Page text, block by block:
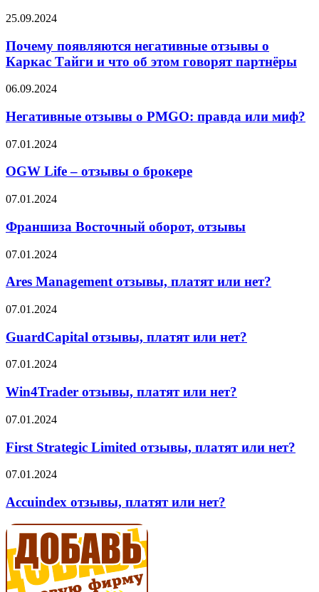
Почему
негативные
отзывы
о
Тайги
что
этом
партнёры
25.09.2024
Почему появляются негативные отзывы о
Каркас Тайги и что об этом говорят партнёры
Негативные
о
PMGO:
правда
или
миф?
06.09.2024
Негативные отзывы о PMGO: правда или миф?
OGW
–
о
07.01.2024
OGW Life – отзывы о брокере
Франшиза
оборот,
отзывы
07.01.2024
Франшиза Восточный оборот, отзывы
Ares
отзывы,
или
07.01.2024
Ares Management отзывы, платят или нет?
GuardCapital
платят
или
нет?
07.01.2024
GuardCapital отзывы, платят или нет?
Win4Trader
платят
нет?
07.01.2024
Win4Trader отзывы, платят или нет?
First
Limited
отзывы,
платят
нет?
07.01.2024
First Strategic Limited отзывы, платят или нет?
Accuindex
платят
или
нет?
07.01.2024
Accuindex отзывы, платят или нет?